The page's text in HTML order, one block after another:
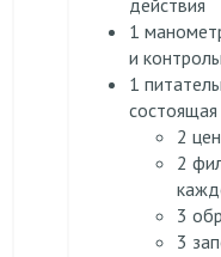
1
и
1
состоящая
2
2
3
3